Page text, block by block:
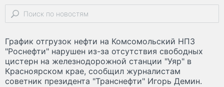
График отгрузок нефти на Комсомольский НПЗ
"Роснефти" нарушен из-за отсутствия свободных
цистерн на железнодорожной станции "Уяр" в
Красноярском крае, сообщил журналистам
советник президента "Транснефти" Игорь Демин.